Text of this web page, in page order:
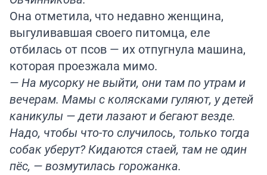
Она отметила, что недавно женщина,
выгуливавшая своего питомца, еле
отбилась от псов — их отпугнула машина,
которая проезжала мимо.
— На мусорку не выйти, они там по утрам и
вечерам. Мамы с колясками гуляют, у детей
каникулы — дети лазают и бегают везде.
Надо, чтобы что-то случилось, только тогда
собак уберут? Кидаются стаей, там не один
пёс, — возмутилась горожанка.